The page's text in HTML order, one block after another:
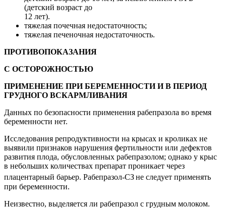
(детский возраст до
12 лет).
тяжелая почечная недостаточность;
тяжелая печеночная недостаточность.
ПРОТИВОПОКАЗАНИЯ
С ОСТОРОЖНОСТЬЮ
ПРИМЕНЕНИЕ ПРИ БЕРЕМЕННОСТИ И В ПЕРИОД
ГРУДНОГО ВСКАРМЛИВАНИЯ
Данных по безопасности применения рабепразола во время
беременности нет.
Исследования репродуктивности на крысах и кроликах не
выявили признаков нарушения фертильности или дефектов
развития плода, обусловленных рабепразолом; однако у крыс
в небольших количествах препарат проникает через
плацентарный барьер. Рабепразол-СЗне следует применять
при беременности.
Неизвестно, выделяется ли рабепразол с грудным молоком.